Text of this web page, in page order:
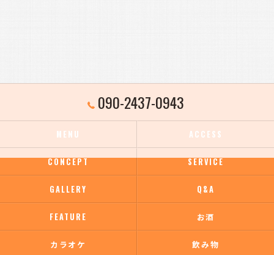
090-2437-0943
MENU ACCESS
CONCEPT SERVICE
GALLERY Q&A
FEATURE お酒
カラオケ 飲み物